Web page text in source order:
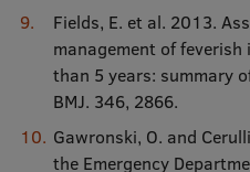
Fields, E. et al. 2013.
management of
than 5 years: summary
BMJ. 346, 2866.
Gawronski, O. and
the Emergency